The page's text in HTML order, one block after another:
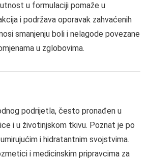
u formulaciji pomaže u
i podržava oporavak zahvaćenih
smanjenju boli i nelagode povezane
u zglobovima.
podrijetla, često pronađen u
i u životinjskom tkivu. Poznat je po
i hidratantnim svojstvima.
i medicinskim pripravcima za